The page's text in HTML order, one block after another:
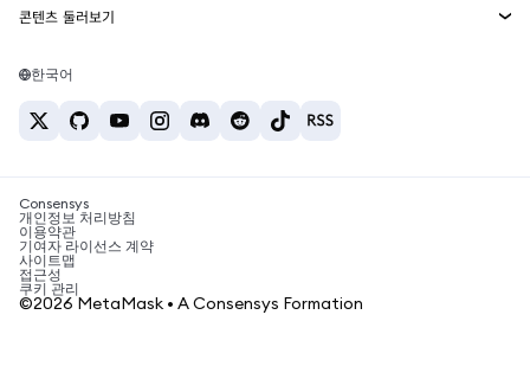
웹3 서비스
고객 지원
채용
테더 가격
USDT를 INR로 환전
BTC를 INR로 환전
ETH를 USDT로 환전
ETH 매수
USDT 매수
SHIB 매수
BNB 매수
콘텐츠 둘러보기
솔라나 지갑
암호화폐 세금 뉴스
암호화폐 매수 방법
비트코인 매도 방법
한국어
Consensys
개인정보 처리방침
이용약관
기여자 라이선스 계약
사이트맵
접근성
쿠키 관리
©2026 MetaMask • A Consensys Formation